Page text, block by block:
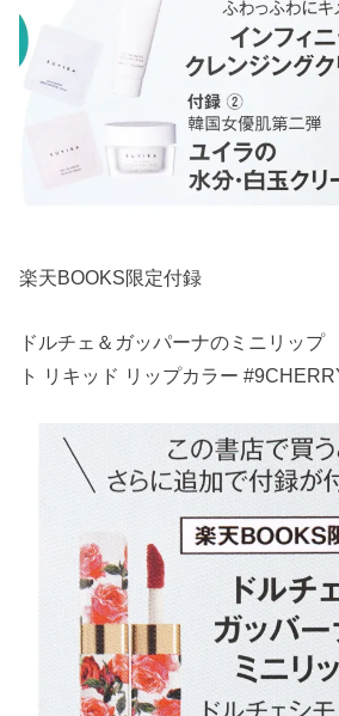
楽天BOOKS限定付録
ドルチェ＆ガッパーナのミニリッ
ト リキッド リップカラー